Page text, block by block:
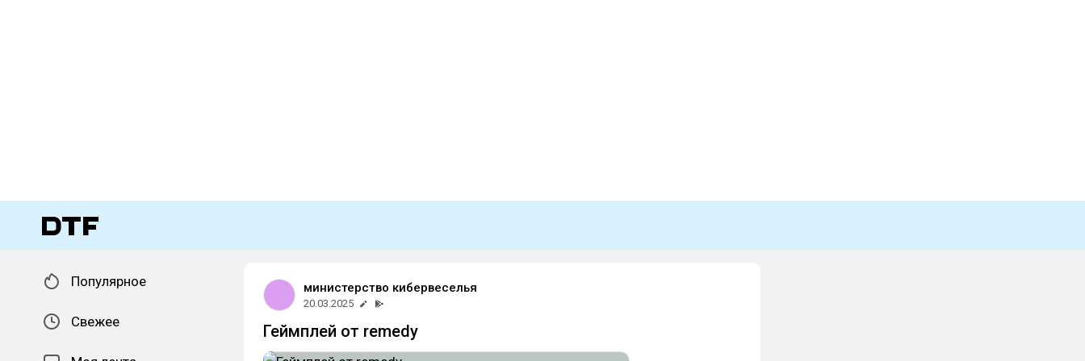
Популярное
Свежее
министерство кибервеселья
20.03.2025
Геймплей от remedy